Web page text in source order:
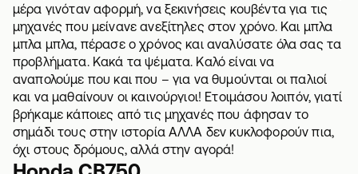
μέρα γινόταν αφορμή, να ξεκινήσεις κουβέντα για τις
μηχανές που μείνανε ανεξίτηλες στον χρόνο. Και μπλα
μπλα μπλα, πέρασε ο χρόνος και αναλύσατε όλα σας τα
προβλήματα. Κακά τα ψέματα. Καλό είναι να
αναπολούμε που και που – για να θυμούνται οι παλιοί
και να μαθαίνουν οι καινούργιοι! Ετοιμάσου λοιπόν, γιατί
βρήκαμε κάποιες από τις μηχανές που άφησαν το
σημάδι τους στην ιστορία ΑΛΛΑ δεν κυκλοφορούν πια,
όχι στους δρόμους, αλλά στην αγορά!